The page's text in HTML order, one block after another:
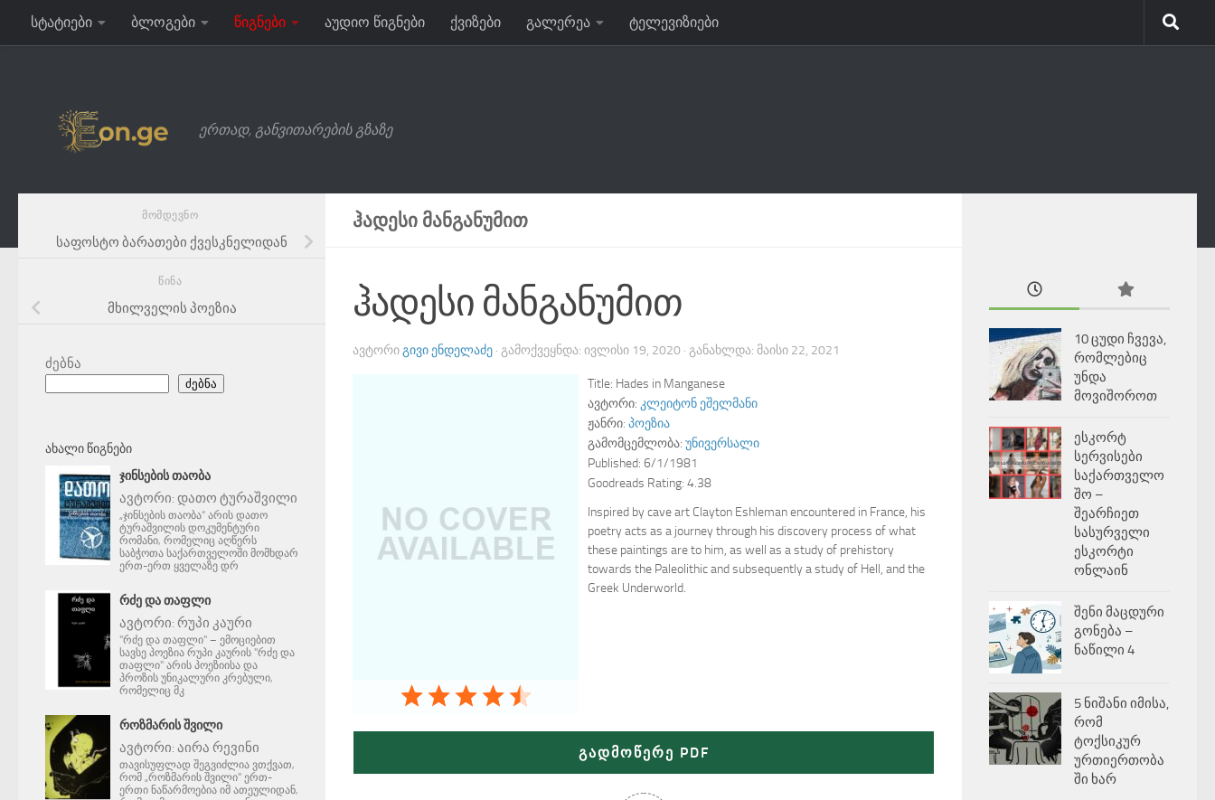
Skip to content
სტატიები ბლოგები წიგნები აუდიო წიგნები ქვიზები გალერეა ტელევიზიები
ერთად, განვითარების გზაზე
ᲰᲐᲓᲔᲡᲘ ᲛᲐᲜᲒᲐᲜᲣᲛᲘᲗ
ჰადესი მანგანუმით
ᲐᲕᲢᲝᲠᲘᲒᲘᲕᲘ ᲔᲜᲓᲔᲚᲐᲫᲔ · ᲒᲐᲛᲝᲥᲕᲔᲧᲜᲓᲐ: ᲘᲕᲚᲘᲡᲘ 19, 2020 · ᲒᲐᲜᲐᲮᲚᲓᲐ: ᲛᲐᲘᲡᲘ 22, 2021
Title: Hades in Manganese
ავტორი: კლეიტონ ეშელმანი
ჟანრი: პოეზია
გამომცემლობა: უნივერსალი
Published: 6/1/1981
Goodreads Rating: 4.38
Inspired by cave art Clayton Eshleman encountered in France, his
poetry acts as a journey through his discovery process of what
these paintings are to him, as well as a study of prehistory
towards the Paleolithic and subsequently a study of Hell, and the
Greek Underworld.
გადმოწერე PDF
ᲛᲝᲛᲓᲔᲕᲜᲝ
საფოსტო ბარათები ქვესკნელიდან
ᲬᲘᲜᲐ
მხილველის პოეზია
ძებნა
ძებნა
ᲐᲮᲐᲚᲘ ᲬᲘᲒᲜᲔᲑᲘ
ᲯᲘᲜᲡᲔᲑᲘᲡ ᲗᲐᲝᲑᲐ
ავტორი: დათო ტურაშვილი
„ჯინსების თაობა“ არის დათო
ტურაშვილის დოკუმენტური
რომანი, რომელიც აღწერს
საბჭოთა საქართველოში მომხდარ
ერთ-ერთ ყველაზე დრ
ᲠᲫᲔ ᲓᲐ ᲗᲐᲤᲚᲘ
ავტორი: რუპი კაური
"რძე და თაფლი" – ემოციებით
სავსე პოეზია რუპი კაურის "რძე და
თაფლი" არის პოეზიისა და
პროზის უნიკალური კრებული,
რომელიც მკ
ᲠᲝᲖᲛᲐᲠᲘᲡ ᲨᲕᲘᲚᲘ
ავტორი: აირა რევინი
თავისუფლად შეგვიძლია ვთქვათ,
რომ „როზმარის შვილი" ერთ-
ერთი ნაწარმოებია იმ ათეულიდან,
10 ცუდი ჩვევა,
რომლებიც
უნდა
მოვიშოროთ
ესკორტ
სერვისები
საქართველო
შო –
შეარჩიეთ
სასურველი
ესკორტი
ონლაინ
შენი მაცდური
გონება –
ნაწილი 4
5 ნიშანი იმისა,
რომ
ტოქსიკურ
ურთიერთობა
ში ხარ